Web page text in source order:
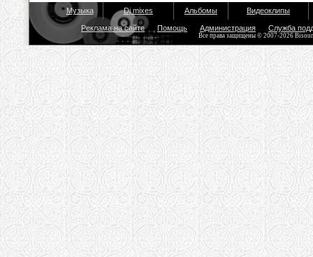
Музыка Dj mixes Альбомы Видеоклипы
Реклама на сайте Помощь Администрация Служба
Все права защищены © 2007-2026